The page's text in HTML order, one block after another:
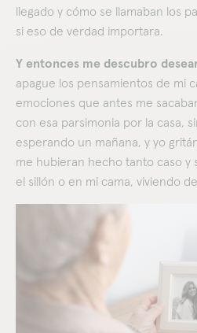
llegado y cómo se llamaban los
si eso de verdad importara.
Y entonces me descubro
apague los pensamientos de mi
emociones que antes me
con esa parsimonia por la casa,
esperando un mañana, y yo
me hubieran hecho tanto caso y
el sillón o en mi cama, viviendo